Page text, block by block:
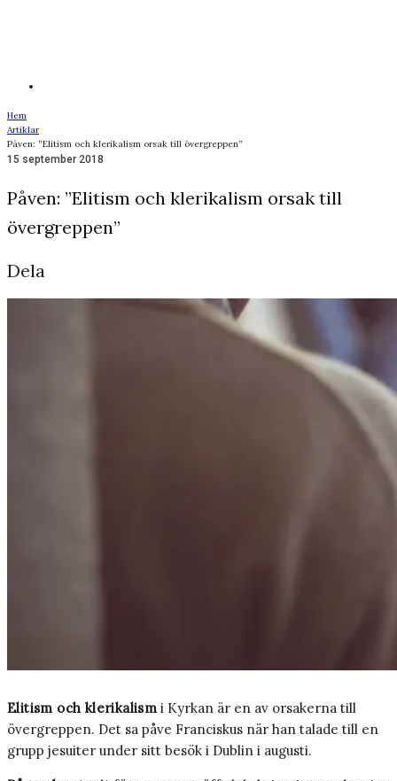
Hem
Artiklar
Påven: ”Elitism och klerikalism orsak till övergreppen”
15 september 2018
Påven: ”Elitism och klerikalism orsak till
övergreppen”
Dela
Elitism och klerikalism i Kyrkan är en av orsakerna till
övergreppen. Det sa påve Franciskus när han talade till en
grupp jesuiter under sitt besök i Dublin i augusti.